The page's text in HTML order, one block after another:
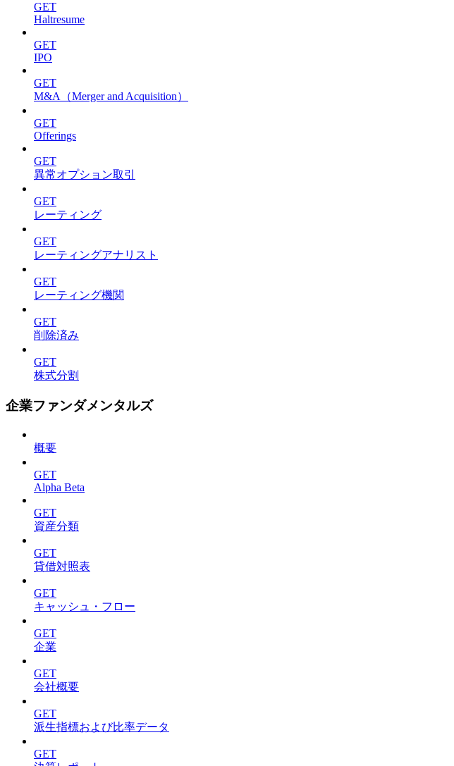
GET
Haltresume
GET
IPO
GET
M&A（Merger and Acquisition）
GET
Offerings
GET
異常オプション取引
GET
レーティング
GET
レーティングアナリスト
GET
レーティング機関
GET
削除済み
GET
株式分割
企業ファンダメンタルズ
概要
GET
Alpha Beta
GET
資産分類
GET
貸借対照表
GET
キャッシュ・フロー
GET
企業
GET
会社概要
GET
派生指標および比率データ
GET